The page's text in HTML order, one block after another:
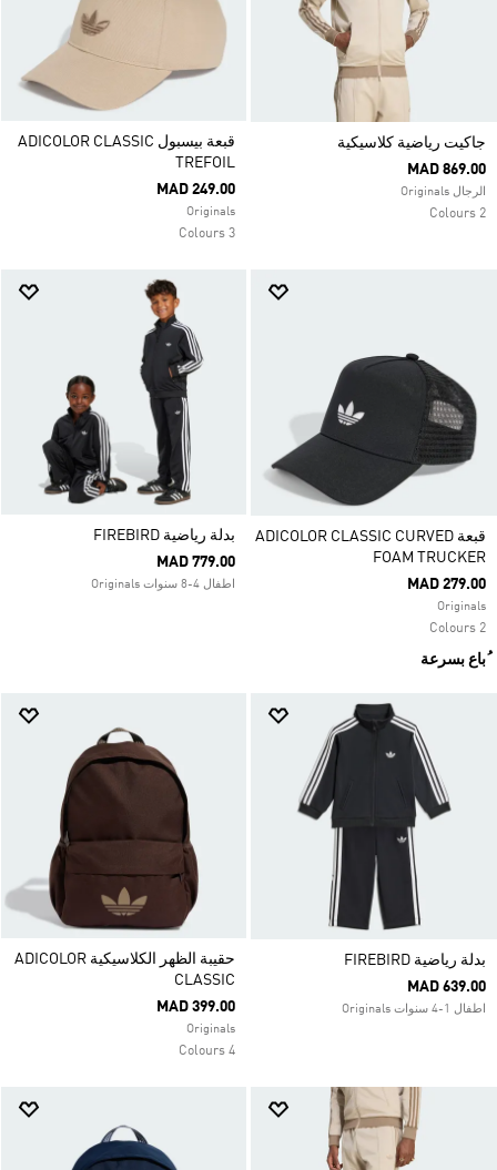
جاكيت رياضية كلاسيكية
MAD 869.00
الرجال Originals
2 Colours
قبعة بيسبول ADICOLOR CLASSIC
TREFOIL
MAD 249.00
Originals
3 Colours
قبعة ADICOLOR CLASSIC CURVED
FOAM TRUCKER
MAD 279.00
Originals
2 Colours
ُباع بسرعة
بدلة رياضية FIREBIRD
MAD 779.00
اطفال 4-8 سنوات Originals
بدلة رياضية FIREBIRD
MAD 639.00
اطفال 1-4 سنوات Originals
حقيبة الظهر الكلاسيكية ADICOLOR
CLASSIC
MAD 399.00
Originals
4 Colours